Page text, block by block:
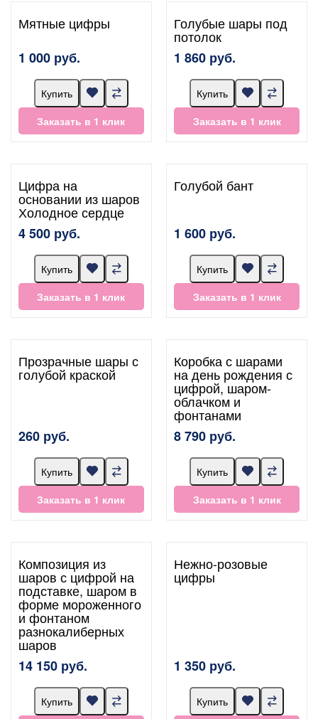
Мятные цифры
1 000 руб.
Купить
Заказать в 1 клик
Голубые шары под
потолок
1 860 руб.
Купить
Заказать в 1 клик
Цифра на
основании из шаров
Холодное сердце
4 500 руб.
Купить
Заказать в 1 клик
Голубой бант
1 600 руб.
Купить
Заказать в 1 клик
Прозрачные шары с
голубой краской
260 руб.
Купить
Заказать в 1 клик
Коробка с шарами
на день рождения с
цифрой, шаром-
облачком и
фонтанами
8 790 руб.
Купить
Заказать в 1 клик
Композиция из
шаров с цифрой на
подставке, шаром в
форме мороженного
и фонтаном
разнокалиберных
шаров
14 150 руб.
Купить
Нежно-розовые
цифры
1 350 руб.
Купить